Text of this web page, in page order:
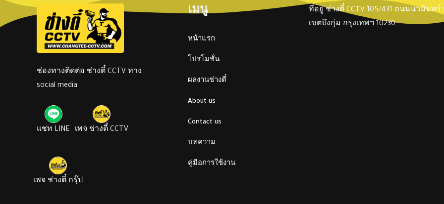
ช่องทางติดต่อ ช่างตี๋ CCTV ทาง
social media
แชท LINE เพจ ช่างตี๋ CCTV
เพจ ช่างตี๋ กรุ๊ป
เมนู
หน้าแรก
โปรโมชั่น
ผลงานช่างตี๋
About us
Contact us
บทความ
คู่มือการใช้งาน
ที่อยู่ ช่างตี๋ CCTV 105/431 ถนนนวมินท
เขตบึงกุ่ม กรุงเทพฯ 10230